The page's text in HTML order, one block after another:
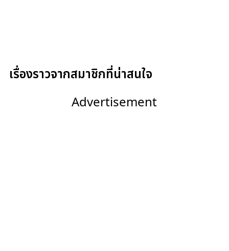
เรื่องราวจากสมาชิกที่น่าสนใจ
Advertisement